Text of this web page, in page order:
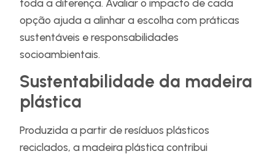
opção ajuda a alinhar a escolha com práticas
sustentáveis e responsabilidades
socioambientais.
Sustentabilidade da madeira
plástica
Produzida a partir de resíduos plásticos
reciclados, a madeira plástica contribui